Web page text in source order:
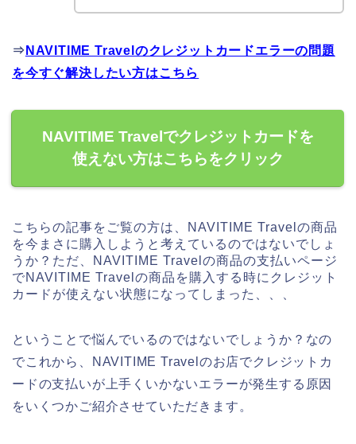
⇒ NAVITIME Travelのクレジットカードエラーの問題
を今すぐ解決したい方はこちら
NAVITIME Travelでクレジットカードを
使えない方はこちらをクリック
こちらの記事をご覧の方は、NAVITIME Travelの商品
を今まさに購入しようと考えているのではないでしょ
うか？ただ、NAVITIME Travelの商品の支払いページ
でNAVITIME Travelの商品を購入する時にクレジット
カードが使えない状態になってしまった、、、
ということで悩んでいるのではないでしょうか？なの
でこれから、NAVITIME Travelのお店でクレジットカ
ードの支払いが上手くいかないエラーが発生する原因
をいくつかご紹介させていただきます。